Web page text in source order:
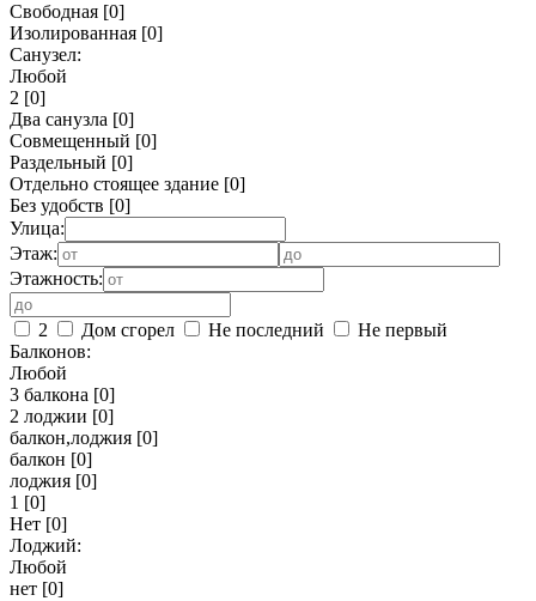
Свободная [0]
Изолированная [0]
Санузел:
Любой
2 [0]
Два санузла [0]
Совмещенный [0]
Раздельный [0]
Отдельно стоящее здание [0]
Без удобств [0]
Улица:
Этаж:
Этажность:
2 Дом сгорел Не последний
Не первый
Балконов:
Любой
3 балкона [0]
2 лоджии [0]
балкон,лоджия [0]
балкон [0]
лоджия [0]
1 [0]
Нет [0]
Лоджий:
Любой
нет [0]